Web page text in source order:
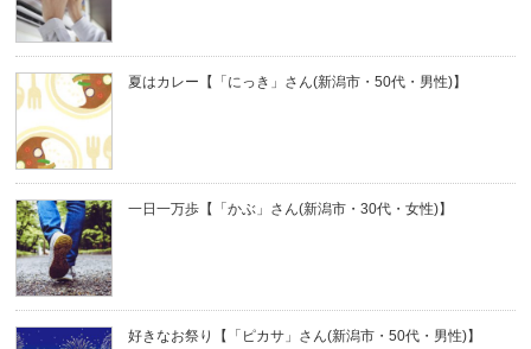
夏はカレー【「にっき」さん(新潟市・50代・男性)】
一日一万歩【「かぶ」さん(新潟市・30代・女性)】
好きなお祭り【「ピカサ」さん(新潟市・50代・男性)】